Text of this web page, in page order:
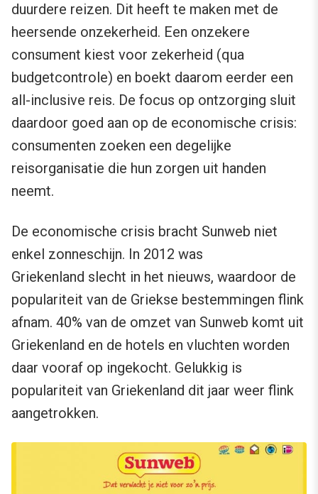
duurdere reizen. Dit heeft te maken met de
heersende onzekerheid. Een onzekere
consument kiest voor zekerheid (qua
budgetcontrole) en boekt daarom eerder een
all-inclusive reis. De focus op ontzorging sluit
daardoor goed aan op de economische crisis:
consumenten zoeken een degelijke
reisorganisatie die hun zorgen uit handen
neemt.
De economische crisis bracht Sunweb niet
enkel zonneschijn. In 2012 was
Griekenland slecht in het nieuws, waardoor de
populariteit van de Griekse bestemmingen flink
afnam. 40% van de omzet van Sunweb komt uit
Griekenland en de hotels en vluchten worden
daar vooraf op ingekocht. Gelukkig is
populariteit van Griekenland dit jaar weer flink
aangetrokken.